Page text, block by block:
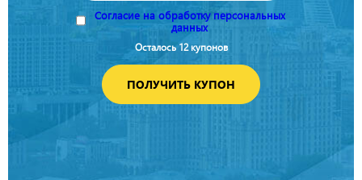
Согласие на обработку персональных
данных
Осталось 12 купонов